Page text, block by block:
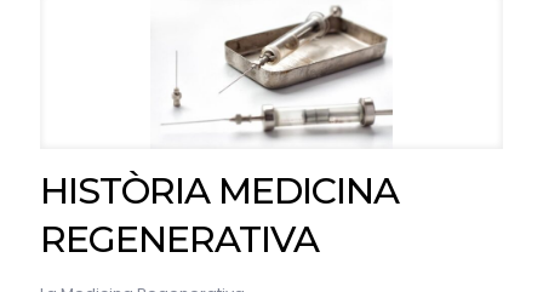
HISTÒRIA MEDICINA
REGENERATIVA